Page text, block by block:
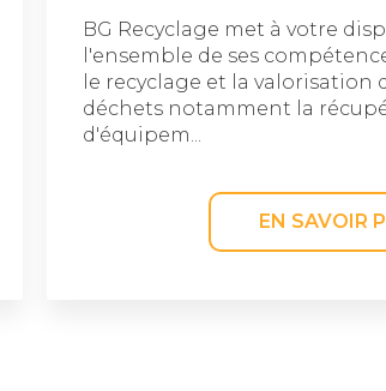
BG Recyclage met à votre
l'ensemble de ses
le recyclage et la valorisation
déchets notamment la
d'équipem...
EN SAVOIR